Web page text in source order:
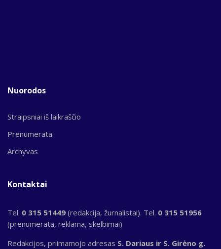
Nuorodos
Straipsniai iš laikraščio
Prenumerata
Archyvas
Kontaktai
Tel. 0 315 51449 (redakcija, žurnalistai). Tel. 0 315 51956
(prenumerata, reklama, skelbimai)
Redakcijos, priimamojo adresas S. Dariaus ir S. Girėno g.